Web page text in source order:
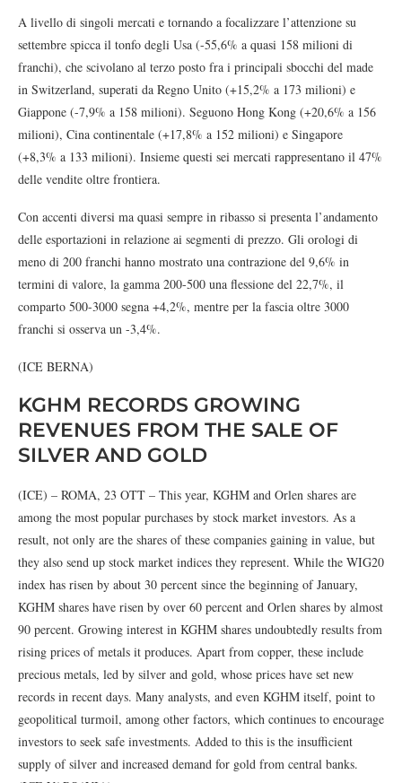
A livello di singoli mercati e tornando a focalizzare l’attenzione su
settembre spicca il tonfo degli Usa (-55,6% a quasi 158 milioni di
franchi), che scivolano al terzo posto fra i principali sbocchi del made
in Switzerland, superati da Regno Unito (+15,2% a 173 milioni) e
Giappone (-7,9% a 158 milioni). Seguono Hong Kong (+20,6% a 156
milioni), Cina continentale (+17,8% a 152 milioni) e Singapore
(+8,3% a 133 milioni). Insieme questi sei mercati rappresentano il 47%
delle vendite oltre frontiera.
Con accenti diversi ma quasi sempre in ribasso si presenta l’andamento
delle esportazioni in relazione ai segmenti di prezzo. Gli orologi di
meno di 200 franchi hanno mostrato una contrazione del 9,6% in
termini di valore, la gamma 200-500 una flessione del 22,7%, il
comparto 500-3000 segna +4,2%, mentre per la fascia oltre 3000
franchi si osserva un -3,4%.
(ICE BERNA)
KGHM RECORDS GROWING
REVENUES FROM THE SALE OF
SILVER AND GOLD
(ICE) – ROMA, 23 OTT – This year, KGHM and Orlen shares are
among the most popular purchases by stock market investors. As a
result, not only are the shares of these companies gaining in value, but
they also send up stock market indices they represent. While the WIG20
index has risen by about 30 percent since the beginning of January,
KGHM shares have risen by over 60 percent and Orlen shares by almost
90 percent. Growing interest in KGHM shares undoubtedly results from
rising prices of metals it produces. Apart from copper, these include
precious metals, led by silver and gold, whose prices have set new
records in recent days. Many analysts, and even KGHM itself, point to
geopolitical turmoil, among other factors, which continues to encourage
investors to seek safe investments. Added to this is the insufficient
supply of silver and increased demand for gold from central banks.